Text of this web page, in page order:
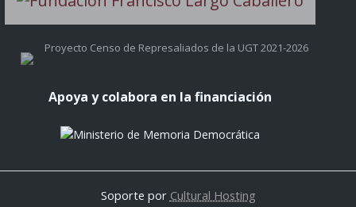
Proyecto Censo de Represaliados de la UGT 2021-2026
Apoya y colabora en la financiación
Soporte por Cultural Hosting